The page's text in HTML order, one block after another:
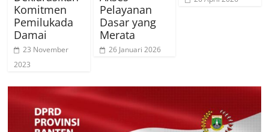
Komitmen
Pemilukada
Damai
23 November
2023
Pelayanan
Dasar yang
Merata
26 Januari 2026